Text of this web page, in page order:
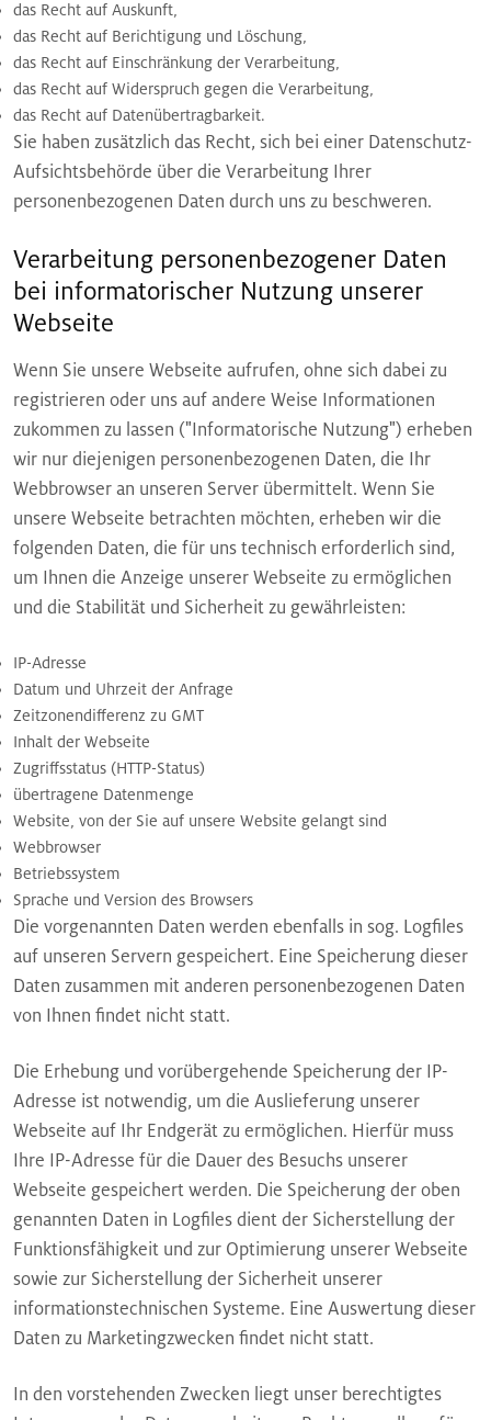
das Recht auf Auskunft,
das Recht auf Berichtigung und Löschung,
das Recht auf Einschränkung der Verarbeitung,
das Recht auf Widerspruch gegen die Verarbeitung,
das Recht auf Datenübertragbarkeit.
Sie haben zusätzlich das Recht, sich bei einer Datenschutz-
Aufsichtsbehörde über die Verarbeitung Ihrer
personenbezogenen Daten durch uns zu beschweren.
Verarbeitung personenbezogener Daten
bei informatorischer Nutzung unserer
Webseite
Wenn Sie unsere Webseite aufrufen, ohne sich dabei zu
registrieren oder uns auf andere Weise Informationen
zukommen zu lassen ("Informatorische Nutzung") erheben
wir nur diejenigen personenbezogenen Daten, die Ihr
Webbrowser an unseren Server übermittelt. Wenn Sie
unsere Webseite betrachten möchten, erheben wir die
folgenden Daten, die für uns technisch erforderlich sind,
um Ihnen die Anzeige unserer Webseite zu ermöglichen
und die Stabilität und Sicherheit zu gewährleisten:
IP-Adresse
Datum und Uhrzeit der Anfrage
Zeitzonendifferenz zu GMT
Inhalt der Webseite
Zugriffsstatus (HTTP-Status)
übertragene Datenmenge
Website, von der Sie auf unsere Website gelangt sind
Webbrowser
Betriebssystem
Sprache und Version des Browsers
Die vorgenannten Daten werden ebenfalls in sog. Logfiles
auf unseren Servern gespeichert. Eine Speicherung dieser
Daten zusammen mit anderen personenbezogenen Daten
von Ihnen findet nicht statt.
Die Erhebung und vorübergehende Speicherung der IP-
Adresse ist notwendig, um die Auslieferung unserer
Webseite auf Ihr Endgerät zu ermöglichen. Hierfür muss
Ihre IP-Adresse für die Dauer des Besuchs unserer
Webseite gespeichert werden. Die Speicherung der oben
genannten Daten in Logfiles dient der Sicherstellung der
Funktionsfähigkeit und zur Optimierung unserer Webseite
sowie zur Sicherstellung der Sicherheit unserer
informationstechnischen Systeme. Eine Auswertung dieser
Daten zu Marketingzwecken findet nicht statt.
In den vorstehenden Zwecken liegt unser berechtigtes